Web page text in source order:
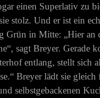
einen Superlativ zu
stolz. Und er ist ein
Grün in Mitte: „Hier an
sagt Breyer. Gerade
entlang, stellt sich
Breyer lädt sie
selbstgebackenen